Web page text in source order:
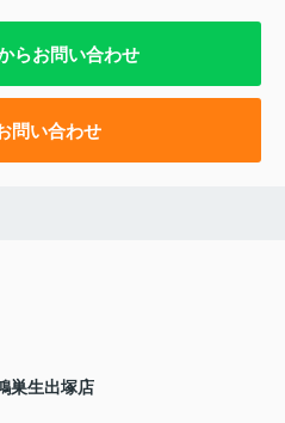
らお問い合わせ
問い合わせ
巣生出塚店